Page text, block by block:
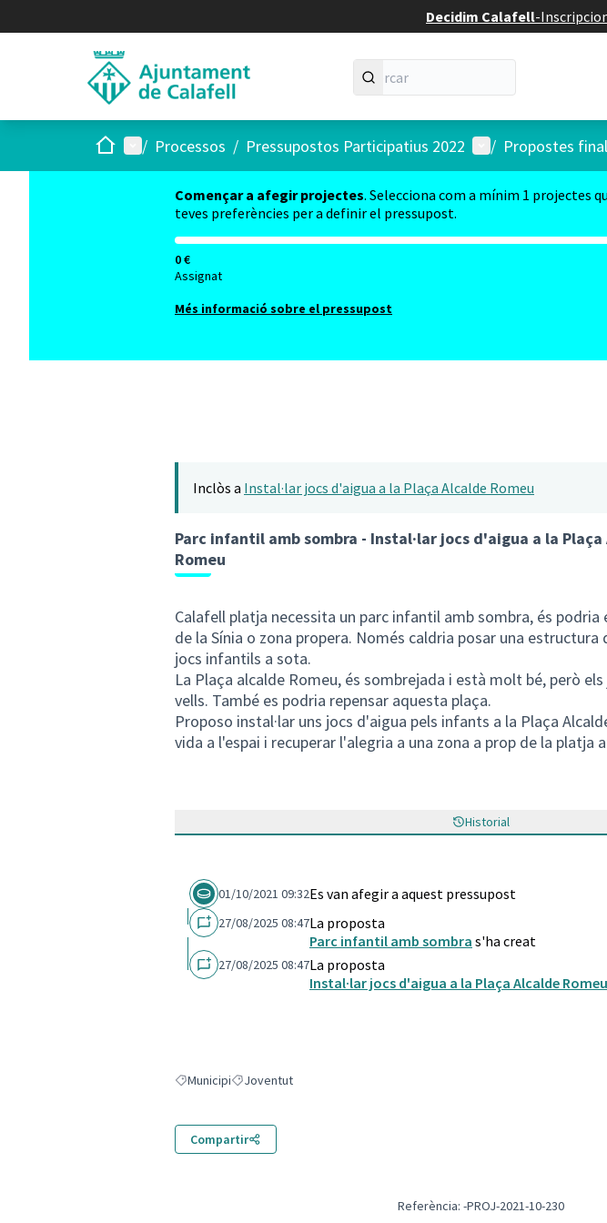
Decidim Calafell-
Inici Menú principal
/ Processos / Pressupostos Participatius 2022 Menú d'usuari
/ Propostes
Començar a afegir projectes. Selecciona com a mínim 1 projectes
teves preferències per a definir el pressupost.
0 €
Assignat
Més informació sobre el pressupost
Inclòs a Instal·lar jocs d'aigua a la Plaça Alcalde Romeu
Parc infantil amb sombra - Instal·lar jocs d'aigua a la
Romeu
Calafell platja necessita un parc infantil amb sombra, és podria
de la Sínia o zona propera. Només caldria posar una estructura
jocs infantils a sota.
La Plaça alcalde Romeu, és sombrejada i està molt bé, però
vells. També es podria repensar aquesta plaça.
Proposo instal·lar uns jocs d'aigua pels infants a la Plaça
vida a l'espai i recuperar l'alegria a una zona a prop de la platja
Historial
01/10/2021 09:32Es van afegir a aquest pressupost
27/08/2025 08:47La proposta
Parc infantil amb sombra s'ha creat
27/08/2025 08:47La proposta
Instal·lar jocs d'aigua a la Plaça Alcalde Romeu
Resultats en filtrar per: Municipi
MunicipiResultats en filtrar per: Joventut
Joventut
Compartir
Referència: -PROJ-2021-10-230